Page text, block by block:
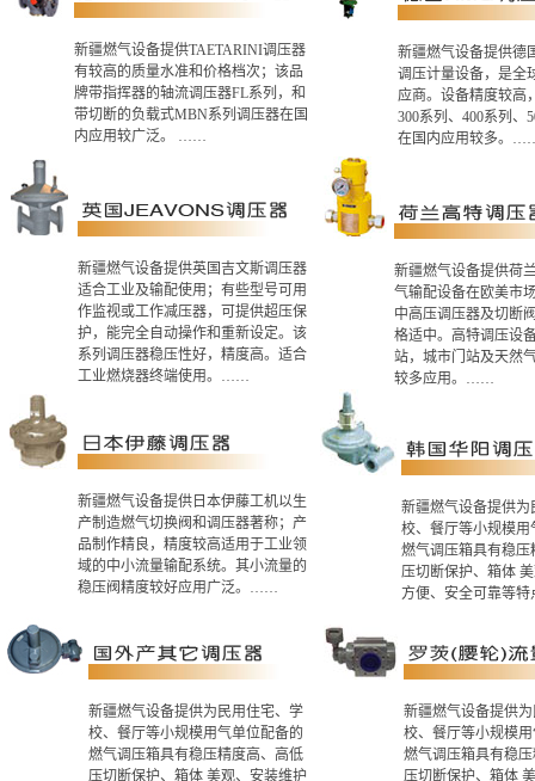
新疆燃气设备提供TAETARINI调压器
有较高的质量水准和价格档次；该品
牌带指挥器的轴流调压器FL系列，和
带切断的负载式MBN系列调压器在国
内应用较广泛。 ……
新疆燃气设备提供德
调压计量设备，是全
应商。设备精度较高
300系列、400系列、
在国内应用较多。
新疆燃气设备提供英国吉文斯调压器
适合工业及输配使用；有些型号可用
作监视或工作减压器，可提供超压保
护，能完全自动操作和重新设定。该
系列调压器稳压性好，精度高。适合
工业燃烧器终端使用。……
新疆燃气设备提供荷
气输配设备在欧美市
中高压调压器及切断
格适中。高特调压设
站，城市门站及天然
较多应用。……
新疆燃气设备提供日本伊藤工机以生
产制造燃气切换阀和调压器著称；产
品制作精良，精度较高适用于工业领
域的中小流量输配系统。其小流量的
稳压阀精度较好应用广泛。……
新疆燃气设备提供为
校、餐厅等小规模用
燃气调压箱具有稳压
压切断保护、箱体
方便、安全可靠等
新疆燃气设备提供为民用住宅、学
校、餐厅等小规模用气单位配备的
燃气调压箱具有稳压精度高、高低
压切断保护、箱体 美观、安装维护
新疆燃气设备提供
校、餐厅等小规模
燃气调压箱具有稳
压切断保护、箱体